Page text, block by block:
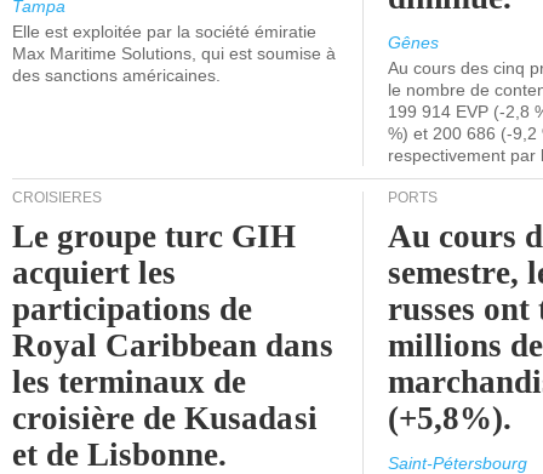
Tampa
Elle est exploitée par la société émiratie
Max Maritime Solutions, qui est soumise à
des sanctions américaines.
Gênes
Au cours des cinq
le nombre de
199 914 EVP (-2,8
%) et 200 686 (-9,2
respectivement par
CROISIÈRES
Le groupe turc GIH
acquiert les
participations de
Royal Caribbean dans
les terminaux de
croisière de Kusadasi
et de Lisbonne.
PORTS
Au cours
semestre,
russes
millions
(+5,8%).
Saint-Pétersbourg